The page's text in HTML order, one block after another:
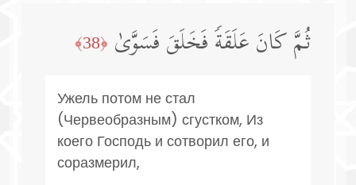
ثُمَّ كَانَ عَلَقَةࣰ فَخَلَقَ فَسَوَّىٰ ﴿38﴾
Ужель потом не стал
(Червеобразным) сгустком, Из
коего Господь и сотворил его, и
соразмерил,